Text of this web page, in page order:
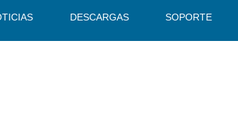
DESCARGAS SOPORTE